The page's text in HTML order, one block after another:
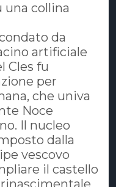
una collina
da
artificiale
Cles fu
per
che univa
Noce
Il nucleo
dalla
vescovo
il castello